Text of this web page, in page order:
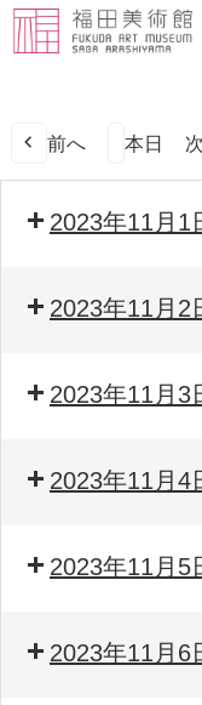
前へ 本日
2023年11月1
2023年11月2
2023年11月3
2023年11月4
2023年11月5
2023年11月6